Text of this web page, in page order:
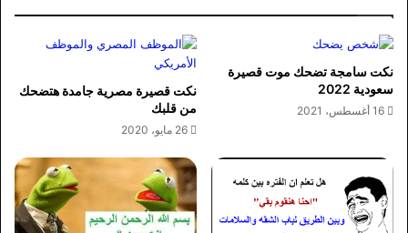
نكت سامجة تضحك موت قصيرة
سعودية 2022
16 أغسطس، 2021
نكت قصيرة مصرية جامدة هتضحك
من قلبك
26 مايو، 2020